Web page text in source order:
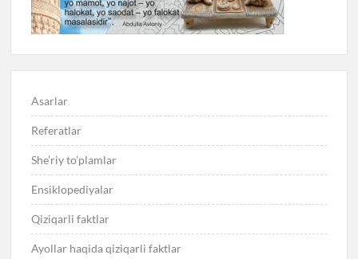
Asarlar
Referatlar
She’riy to’plamlar
Ensiklopediyalar
Qiziqarli faktlar
Ayollar haqida qiziqarli faktlar